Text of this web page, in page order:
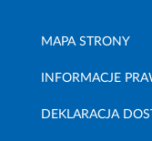
MAPA STRONY
INFORMACJE
DEKLARACJA